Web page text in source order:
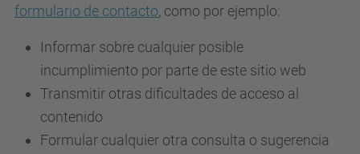
formulario de contacto, como por ejemplo:
Informar sobre cualquier posible
incumplimiento por parte de este sitio web
Transmitir otras dificultades de acceso al
contenido
Formular cualquier otra consulta o sugerencia